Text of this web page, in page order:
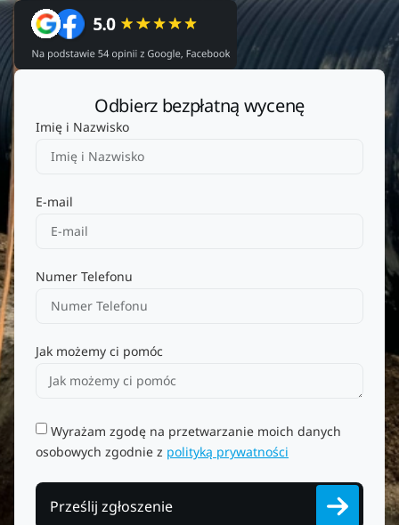
Odbierz bezpłatną wycenę
Imię i Nazwisko
E-mail
Numer Telefonu
Jak możemy ci pomóc
Wyrażam zgodę na przetwarzanie moich danych
osobowych zgodnie z polityką prywatności
Prześlij zgłoszenie